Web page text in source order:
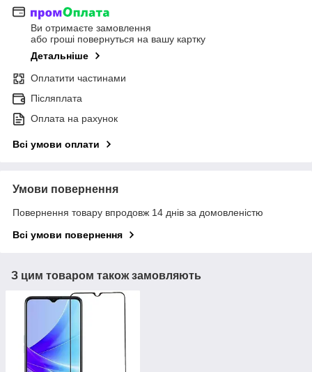
Ви отримаєте замовлення
або гроші повернуться на вашу картку
Детальніше
Оплатити частинами
Післяплата
Оплата на рахунок
Всі умови оплати
Умови повернення
Повернення товару впродовж 14 днів за домовленістю
Всі умови повернення
З цим товаром також замовляють